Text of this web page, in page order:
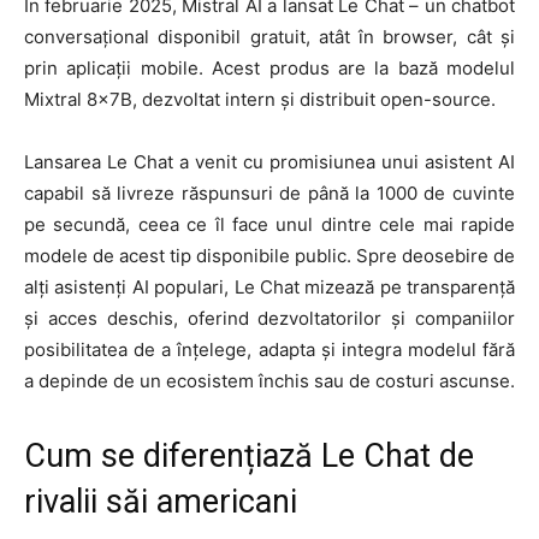
În februarie 2025, Mistral AI a lansat Le Chat – un chatbot
conversațional disponibil gratuit, atât în browser, cât și
prin aplicații mobile. Acest produs are la bază modelul
Mixtral 8x7B, dezvoltat intern și distribuit open-source.
Lansarea Le Chat a venit cu promisiunea unui asistent AI
capabil să livreze răspunsuri de până la 1000 de cuvinte
pe secundă, ceea ce îl face unul dintre cele mai rapide
modele de acest tip disponibile public. Spre deosebire de
alți asistenți AI populari, Le Chat mizează pe transparență
și acces deschis, oferind dezvoltatorilor și companiilor
posibilitatea de a înțelege, adapta și integra modelul fără
a depinde de un ecosistem închis sau de costuri ascunse.
Cum se diferențiază Le Chat de
rivalii săi americani